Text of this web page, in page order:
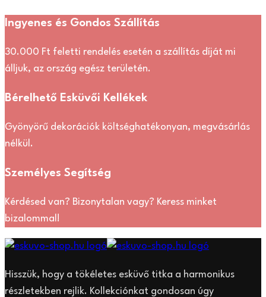
Ingyenes és Gondos Szállítás
30.000 Ft feletti rendelés esetén a szállítás díját mi
álljuk, az ország egész területén.
Bérelhető Esküvői Kellékek
Gyönyörű dekorációk költséghatékonyan, megvásárlás
nélkül.
Személyes Segítség
Kérdésed van? Bizonytalan vagy? Keress minket
bizalommal!
Hisszük, hogy a tökéletes esküvő titka a harmonikus
részletekben rejlik. Kollekciónkat gondosan úgy